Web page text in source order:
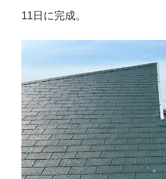
11日に完成。